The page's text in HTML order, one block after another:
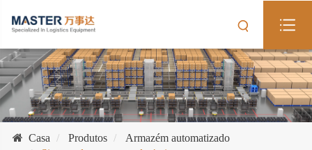
Casa Produtos
Armazém automatizado